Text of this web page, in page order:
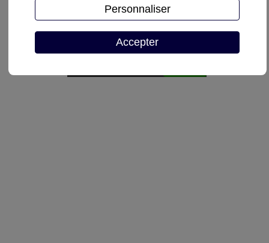
Demande de devis
Accepter
Personnaliser